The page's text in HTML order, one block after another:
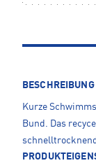
BESCHREIBUNG
Kurze
Bund. Das